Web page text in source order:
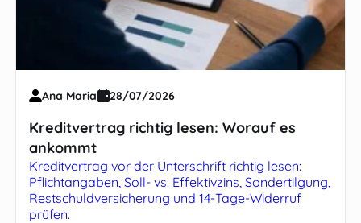
Ana Maria 28/07/2026
Kreditvertrag richtig lesen: Worauf es
ankommt
Kreditvertrag vor der Unterschrift richtig lesen:
Pflichtangaben, Soll- vs. Effektivzins, Sondertilgung,
Restschuldversicherung und 14-Tage-Widerruf
prüfen.